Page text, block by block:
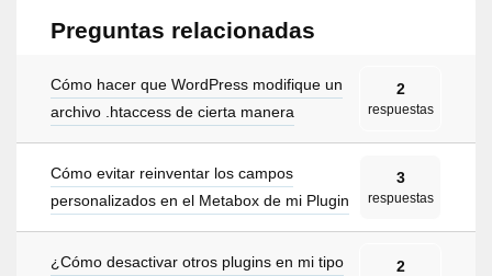
Preguntas relacionadas
Cómo hacer que WordPress modifique un
archivo .htaccess de cierta manera
2
respuestas
Cómo evitar reinventar los campos
personalizados en el Metabox de mi Plugin
3
respuestas
¿Cómo desactivar otros plugins en mi tipo
2